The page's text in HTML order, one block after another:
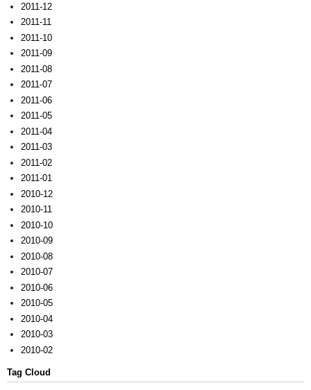
2011-12
2011-11
2011-10
2011-09
2011-08
2011-07
2011-06
2011-05
2011-04
2011-03
2011-02
2011-01
2010-12
2010-11
2010-10
2010-09
2010-08
2010-07
2010-06
2010-05
2010-04
2010-03
2010-02
Tag Cloud